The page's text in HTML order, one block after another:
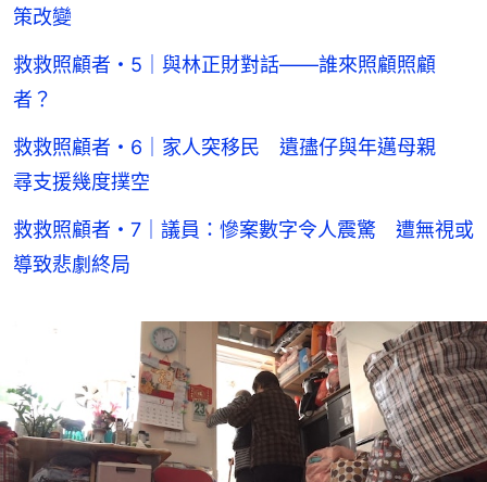
策改變
救救照顧者・5｜與林正財對話——誰來照顧照顧
者？
救救照顧者・6｜家人突移民 遺孻仔與年邁母親
尋支援幾度撲空
救救照顧者・7｜議員：慘案數字令人震驚 遭無視或
導致悲劇終局